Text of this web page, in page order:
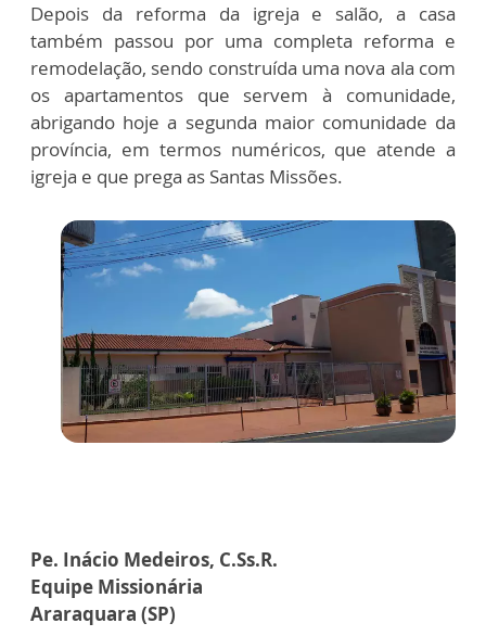
Depois da reforma da igreja e salão, a casa
também passou por uma completa reforma e
remodelação, sendo construída uma nova ala com
os apartamentos que servem à comunidade,
abrigando hoje a segunda maior comunidade da
província, em termos numéricos, que atende a
igreja e que prega as Santas Missões.
Pe. Inácio Medeiros, C.Ss.R.
Equipe Missionária
Araraquara (SP)